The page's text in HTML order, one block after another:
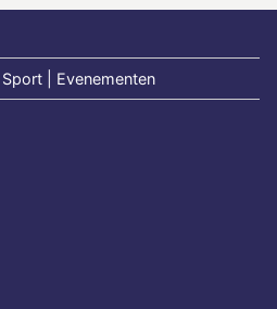
| Evenementen